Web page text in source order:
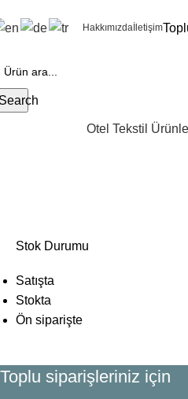
Hakkımızda İletişim
Otel Tekstil
Stok Durumu
Satışta
Stokta
Ön siparişte
Toplu siparişleriniz için